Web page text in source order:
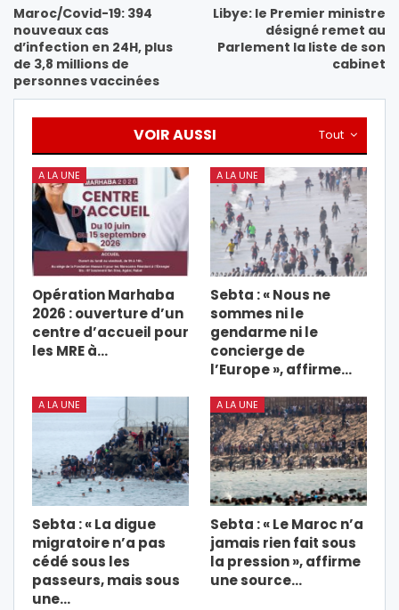
Maroc/Covid-19: 394
nouveaux cas
d’infection en 24H, plus
de 3,8 millions de
personnes vaccinées
Libye: le Premier ministre
désigné remet au
Parlement la liste de son
cabinet
Tout
VOIR AUSSI
A LA UNE
Opération Marhaba
2026 : ouverture d’un
centre d’accueil pour
les MRE à…
A LA UNE
Sebta : « Nous ne
sommes ni le
gendarme ni le
concierge de
l’Europe », affirme…
A LA UNE
Sebta : « La digue
migratoire n’a pas
cédé sous les
passeurs, mais sous
une…
A LA UNE
Sebta : « Le Maroc n’a
jamais rien fait sous
la pression », affirme
une source…